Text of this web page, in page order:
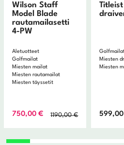
Wilson Staff
Model Blade
rautamailasetti
4-PW
Aletuotteet
Golfmailat
Miesten mailat
Miesten rautamailat
Miesten täyssetit
1190,00€Alkuperäinen
750,00€
Nykyinen
Miesten
Miesten